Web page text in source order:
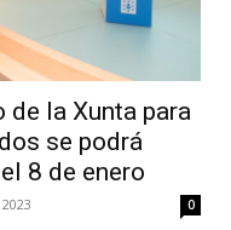
de la Xunta para
se podrá
8 de enero
0